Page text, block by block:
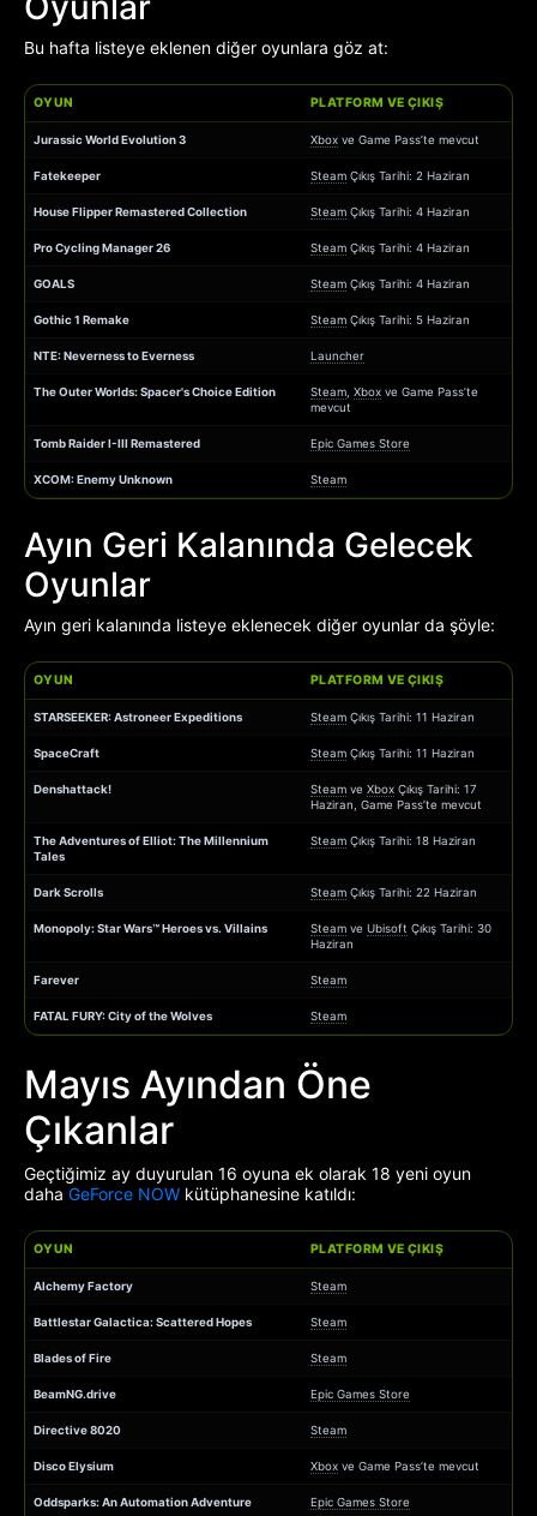
Bu hafta listeye eklenen diğer oyunlara göz at:
OYUN PLATFORM VE ÇIKIŞ
Jurassic World Evolution 3 Xbox ve Game Pass’te mevcut
Fatekeeper Steam Çıkış Tarihi: 2 Haziran
House Flipper Remastered Collection Steam Çıkış Tarihi: 4 Haziran
Pro Cycling Manager 26 Steam Çıkış Tarihi: 4 Haziran
GOALS Steam Çıkış Tarihi: 4 Haziran
Gothic 1 Remake Steam Çıkış Tarihi: 5 Haziran
NTE: Neverness to Everness Launcher
The Outer Worlds: Spacer's Choice Edition Steam Xbox ve Game Pass’te
mevcut
Tomb Raider I-III Remastered Epic Games Store
XCOM: Enemy Unknown Steam
Ayın Geri Kalanında Gelecek
Oyunlar
Ayın geri kalanında listeye eklenecek diğer oyunlar da şöyle:
OYUN PLATFORM VE ÇIKIŞ
STARSEEKER: Astroneer Expeditions Steam Çıkış Tarihi: 11 Haziran
SpaceCraft Steam Çıkış Tarihi: 11 Haziran
Denshattack! Steam ve Xbox Çıkış Tarihi: 17
Haziran, Game Pass’te mevcut
The Adventures of Elliot: The Millennium
Tales
Steam Çıkış Tarihi: 18 Haziran
Dark Scrolls Steam Çıkış Tarihi: 22 Haziran
Monopoly: Star Wars™ Heroes vs. Villains Steam ve Ubisoft Çıkış Tarihi: 30
Haziran
Farever Steam
FATAL FURY: City of the Wolves Steam
Mayıs Ayından Öne
Çıkanlar
Geçtiğimiz ay duyurulan 16 oyuna ek olarak 18 yeni oyun
daha GeForce NOW kütüphanesine katıldı:
OYUN PLATFORM VE ÇIKIŞ
Alchemy Factory Steam
Battlestar Galactica: Scattered Hopes Steam
Blades of Fire Steam
BeamNG.drive Epic Games Store
Directive 8020 Steam
Disco Elysium Xbox ve Game Pass’te mevcut
Oddsparks: An Automation Adventure Epic Games Store